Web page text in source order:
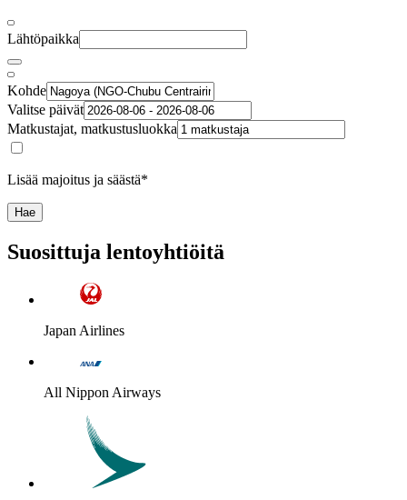
Lähtöpaikka
Kohde
Valitse päivät
Matkustajat, matkustusluokka
Lisää majoitus ja säästä*
Hae
Suosittuja lentoyhtiöitä
Japan Airlines
All Nippon Airways